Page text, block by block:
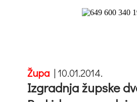
Župa | 10.01.2014.
Izgradnja župske